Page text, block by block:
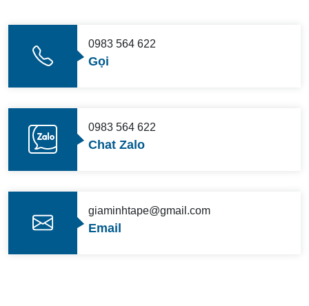
0983 564 622
Gọi
0983 564 622
Chat Zalo
giaminhtape@gmail.com
Email